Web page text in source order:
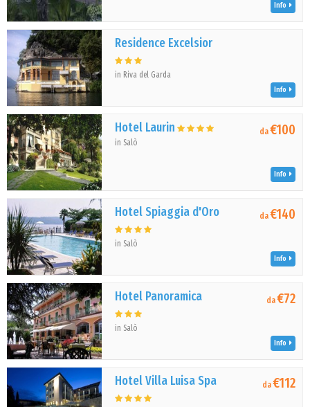
Info
Residence Excelsior
in Riva del Garda
Info
Hotel Laurin
in Salò
da€100
Info
Hotel Spiaggia d'Oro
in Salò
da€140
Info
Hotel Panoramica
in Salò
da€72
Info
Hotel Villa Luisa Spa da€112